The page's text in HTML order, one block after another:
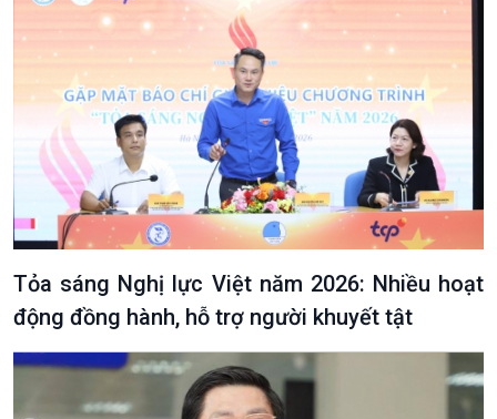
Xã hội
Tin Đời sống & Xã hội
360 độ Sức khỏe
Chuyển đổi Xanh
Tài nguyên và Môi trường
Chuyên gia của bạn
Xã hội chuyển động
Bước chân đến trường
Khoa học & Công nghệ
Tin Khoa học & Công nghệ
Kết nối công nghệ
khí hậu
Tỏa sáng Nghị lực Việt năm 2026: Nhiều hoạt
động đồng hành, hỗ trợ người khuyết tật